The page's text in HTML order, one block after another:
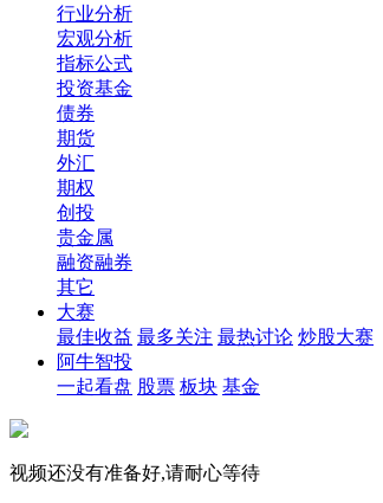
行业分析
宏观分析
指标公式
投资基金
债券
期货
外汇
期权
创投
贵金属
融资融券
其它
大赛
最佳收益 最多关注 最热讨论 炒股大赛
阿牛智投
一起看盘 股票 板块 基金
视频还没有准备好,请耐心等待